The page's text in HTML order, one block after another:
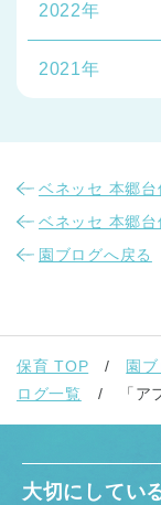
2022年
2021年
ベネッセ 本郷
ベネッセ 本郷台
園ブログへ戻る
保育 TOP 園
ログ一覧
「ア
大切にしてい